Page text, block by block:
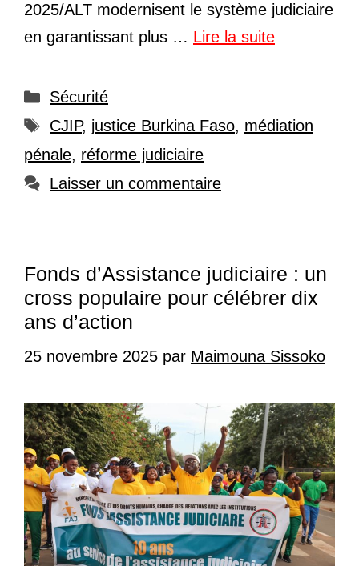
2025/ALT modernisent le système judiciaire
en garantissant plus … Lire la suite
Catégories
Sécurité
Étiquettes
CJIP, justice Burkina Faso, médiation
pénale, réforme judiciaire
Laisser un commentaire
Fonds d’Assistance judiciaire : un
cross populaire pour célébrer dix
ans d’action
25 novembre 2025 par Maimouna Sissoko